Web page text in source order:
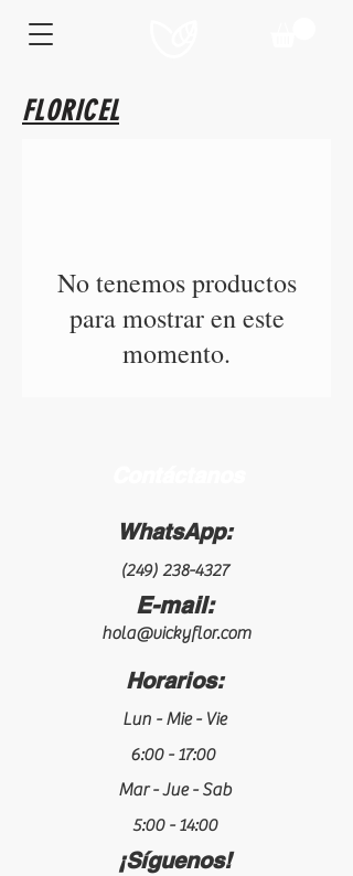
FLORICEL
No tenemos productos
para mostrar en este
momento.
WhatsApp:
(249) 238-4327
E-mail:
hola@vickyflor.com
Horarios:
Lun - Mie - Vie
6:00 - 17:00
Mar - Jue - Sab
5:00 - 14:00
¡Síguenos!